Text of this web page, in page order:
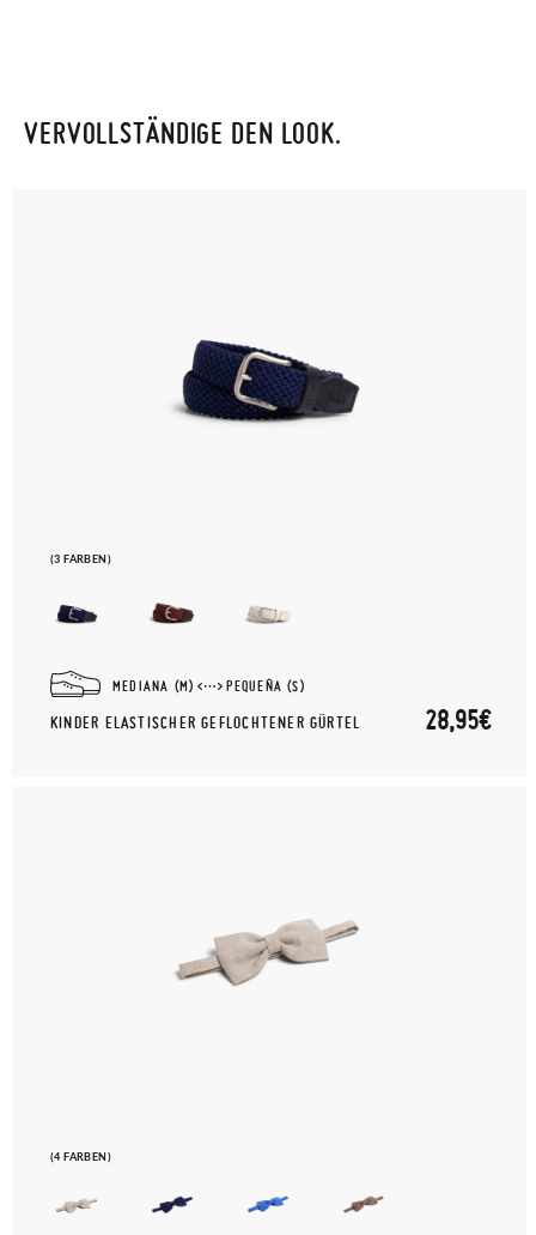
VERVOLLSTÄNDIGE DEN LOOK.
(3 FARBEN)
MEDIANA (M) PEQUEÑA (S)
KINDER ELASTISCHER GEFLOCHTENER GÜRTEL 28,95€
(4 FARBEN)